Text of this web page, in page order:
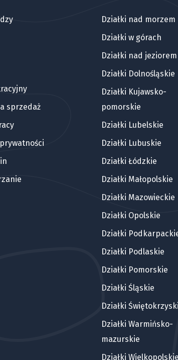
sprzedaż
Działki nad morzem
Działki w górach
Działki nad jeziorem
Działki Dolnośląskie
Działki Kujawsko-
pomorskie
Działki Lubelskie
Działki Lubuskie
Działki Łódzkie
Działki Małopolskie
Działki Mazowieckie
Działki Opolskie
Działki
Działki Podlaskie
Działki Pomorskie
Działki Śląskie
Działki
Działki Warmińsko-
mazurskie
Działki Wielkopolskie